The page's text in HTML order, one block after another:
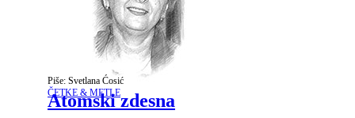
Piše: Svetlana Ćosić
ČETKE & METLE
Atomski zdesna